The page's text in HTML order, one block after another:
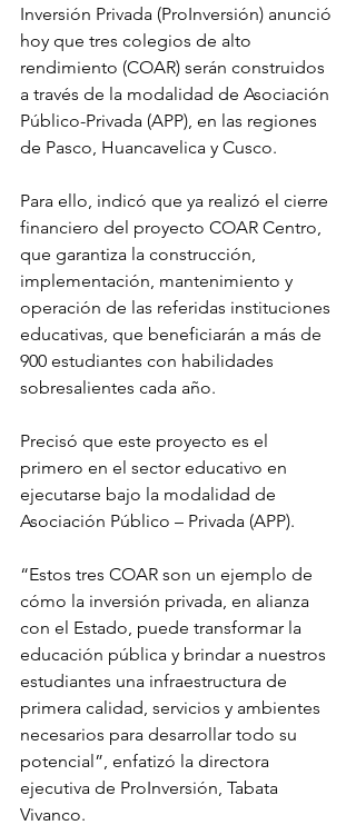
Inversión Privada (ProInversión) anunció
hoy que tres colegios de alto
rendimiento (COAR) serán construidos
a través de la modalidad de Asociación
Público-Privada (APP), en las regiones
de Pasco, Huancavelica y Cusco.
Para ello, indicó que ya realizó el cierre
financiero del proyecto COAR Centro,
que garantiza la construcción,
implementación, mantenimiento y
operación de las referidas instituciones
educativas, que beneficiarán a más de
900 estudiantes con habilidades
sobresalientes cada año.
Precisó que este proyecto es el
primero en el sector educativo en
ejecutarse bajo la modalidad de
Asociación Público – Privada (APP).
“Estos tres COAR son un ejemplo de
cómo la inversión privada, en alianza
con el Estado, puede transformar la
educación pública y brindar a nuestros
estudiantes una infraestructura de
primera calidad, servicios y ambientes
necesarios para desarrollar todo su
potencial”, enfatizó la directora
ejecutiva de ProInversión, Tabata
Vivanco.